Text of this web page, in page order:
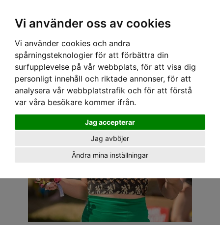
Vi använder oss av cookies
Vi använder cookies och andra
spårningsteknologier för att förbättra din
surfupplevelse på vår webbplats, för att visa dig
personligt innehåll och riktade annonser, för att
analysera vår webbplatstrafik och för att förstå
var våra besökare kommer ifrån.
Jag accepterar
Jag avböjer
Ändra mina inställningar
Hem› DAM›PLUS-STORLEKAR› SPEEDY MIKE SOLTOPP - DONNA TIKI HAWAII SVART